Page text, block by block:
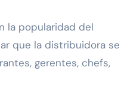
la popularidad del
que la distribuidora se
gerentes, chefs,